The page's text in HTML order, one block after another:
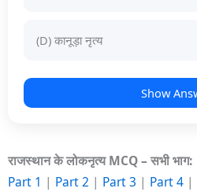
(D) कानूड़ा नृत्य
Show
राजस्थान के लोकनृत्य MCQ – सभी भाग:
Part 1 | Part 2 | Part 3 | Part 4 |